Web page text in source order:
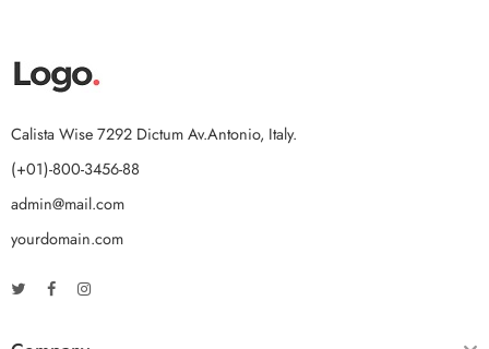
Calista Wise 7292 Dictum Av.Antonio, Italy.
(+01)-800-3456-88
admin@mail.com
yourdomain.com